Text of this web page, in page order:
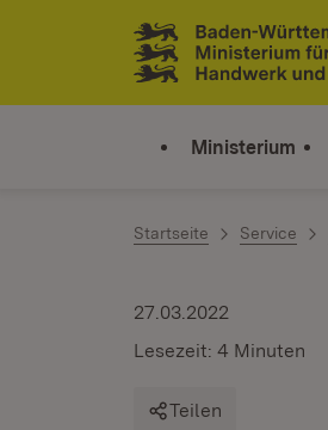
Zum Inhalt springen
Link zur Startseite
Ministerium
Startseite Service
27.03.2022
Lesezeit: 4 Minuten
Teilen